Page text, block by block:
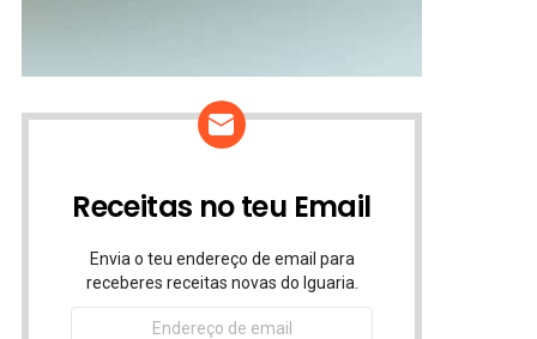
Receitas no teu Email
Envia o teu endereço de email para
receberes receitas novas do Iguaria.
Endereço